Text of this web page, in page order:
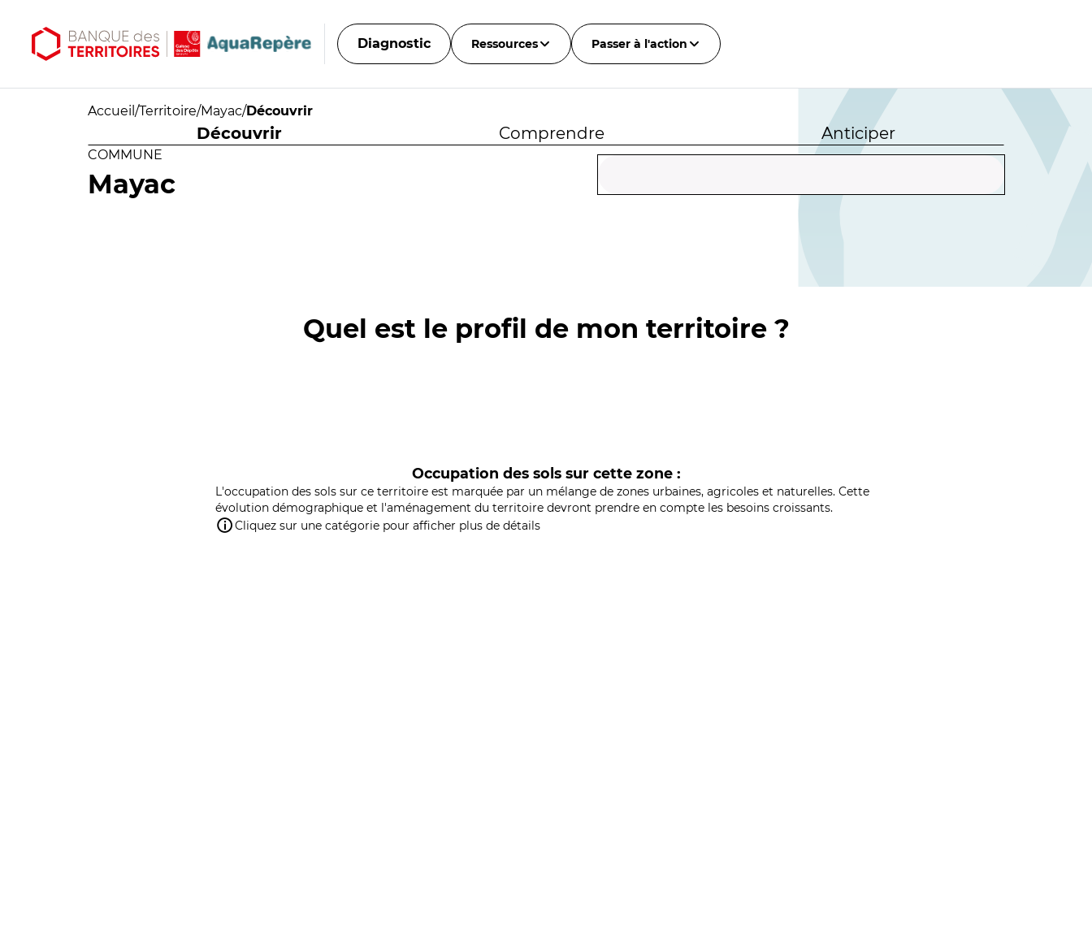
Diagnostic Ressources Passer à l'action
Accueil /Territoire/Mayac/Découvrir
Découvrir Comprendre Anticiper
COMMUNE
Mayac
Quel est le profil de mon territoire ?
Occupation des sols sur cette zone :
L'occupation des sols sur ce territoire est marquée par un mélange de zones urbaines, agricoles et naturelles. Cette
évolution démographique et l'aménagement du territoire devront prendre en compte les besoins croissants.
Cliquez sur une catégorie pour afficher plus de détails